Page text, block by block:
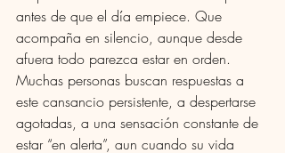
antes de que el día empiece. Que
acompaña en silencio, aunque desde
afuera todo parezca estar en orden.
Muchas personas buscan respuestas a
este cansancio persistente, a despertarse
agotadas, a una sensación constante de
estar “en alerta”, aun cuando su vida